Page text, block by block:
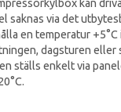
kan
saknas via det
en temperatur +5°C
dagsturen eller
ställs enkelt via